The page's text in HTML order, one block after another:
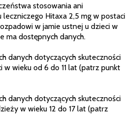
stosowania ani
leczniczego Hitaxa 2,5 mg w postaci
w jamie ustnej u dzieci w
ma dostępnych danych.
danych dotyczących skuteczności
w wieku od 6 do 11 lat (patrz punkt
danych dotyczących skuteczności
w wieku 12 do 17 lat (patrz